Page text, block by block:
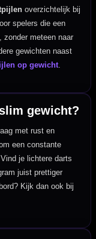
overzichtelijk bij
spelers die een
zonder meteen naar
gewichten naast
op gewicht.
gewicht?
met rust en
een constante
je lichtere darts
juist prettiger
Kijk dan ook bij